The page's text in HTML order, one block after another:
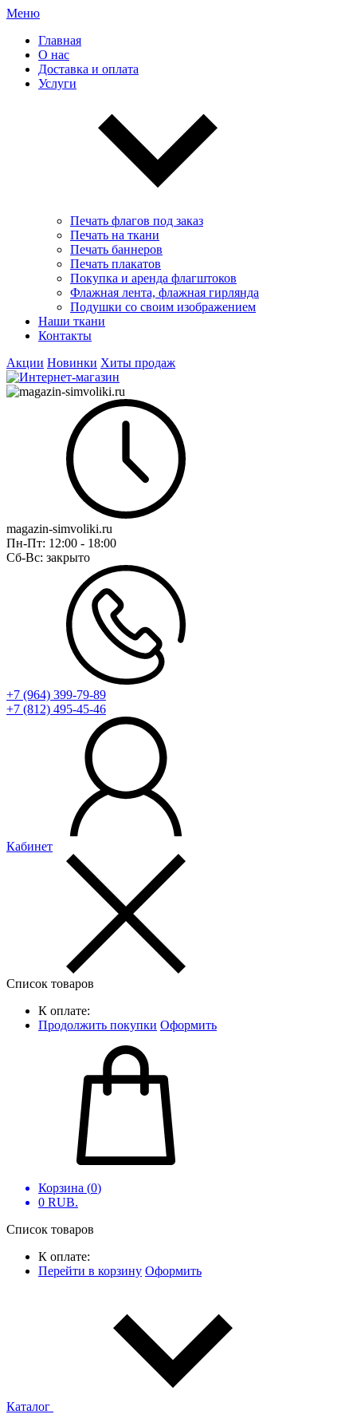
Меню
Главная
О нас
Доставка и оплата
Услуги
Печать флагов под заказ
Печать на ткани
Печать баннеров
Печать плакатов
Покупка и аренда флагштоков
Флажная лента, флажная гирлянда
Подушки со своим изображением
Наши ткани
Контакты
Акции Новинки Хиты продаж
magazin-simvoliki.ru
Пн-Пт: 12:00 - 18:00
Сб-Вс: закрыто
+7 (964) 399-79-89
+7 (812) 495-45-46
Кабинет
Список товаров
К оплате:
Продолжить покупки Оформить
Корзина (0)
0 RUB.
Список товаров
К оплате:
Перейти в корзину Оформить
Каталог